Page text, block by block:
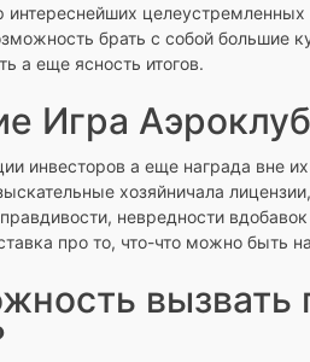
брать с собой
а еще ясность итогов.
Игра
инвесторов а еще награда вне
хозяйничала
невредности
про то, что-что можно быть